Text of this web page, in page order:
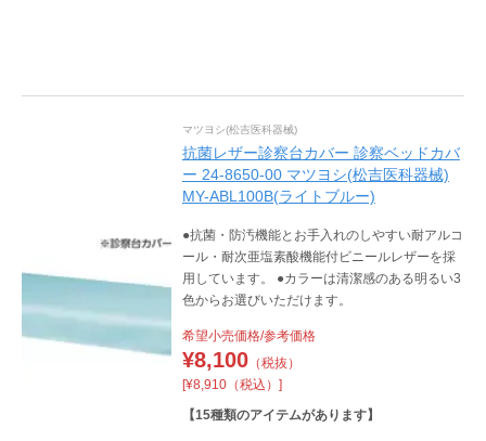
マツヨシ(松吉医科器械)
抗菌レザー診察台カバー 診察ベッドカバ
ー 24-8650-00 マツヨシ(松吉医科器械)
MY-ABL100B(ライトブルー)
●抗菌・防汚機能とお手入れのしやすい耐アルコ
ール・耐次亜塩素酸機能付ビニールレザーを採
用しています。 ●カラーは清潔感のある明るい3
色からお選びいただけます。
希望小売価格/参考価格
¥8,100（税抜）
[¥8,910（税込）]
【15種類のアイテムがあります】